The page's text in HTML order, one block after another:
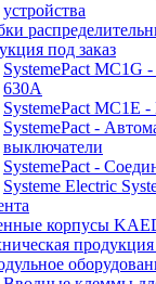
устройства
под заказ
SystemePact MC1G
630A
SystemePact MC1E
SystemePact -
выключатели
SystemePact -
Systeme Electric
корпусы